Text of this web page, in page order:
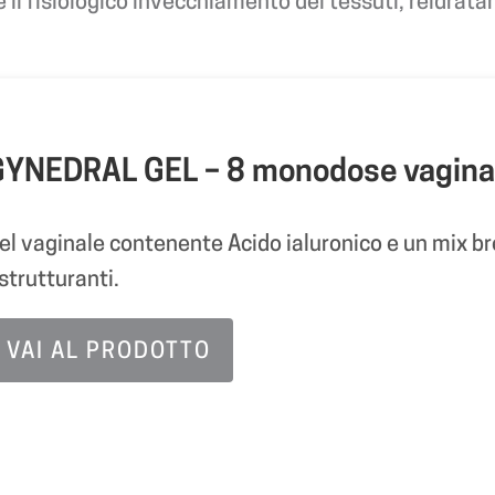
GEL – 8 monodose
vaginale contenente Acido ialuronico e un mix
VAI AL PRODOTTO